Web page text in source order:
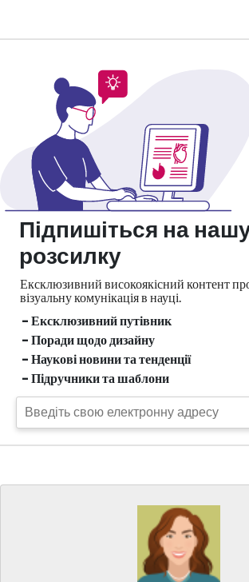
Підпишіться на
розсилку
Ексклюзивний високоякісний контент
візуальнукомунікація в науці.
- Ексклюзивний путівник
- Поради щодо дизайну
- Наукові новини та тенденції
- Підручники та шаблони